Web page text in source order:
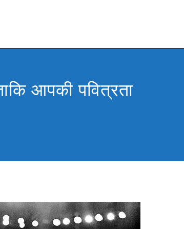
आपकी पवित्रता